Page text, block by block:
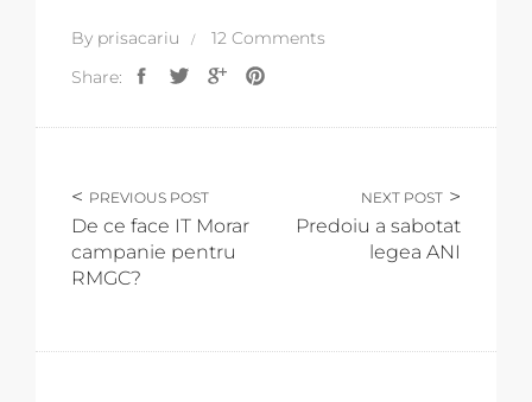
By prisacariu
12 Comments
Share:
PREVIOUS POST
De ce face IT Morar
campanie pentru
RMGC?
NEXT POST
Predoiu a sabotat
legea ANI